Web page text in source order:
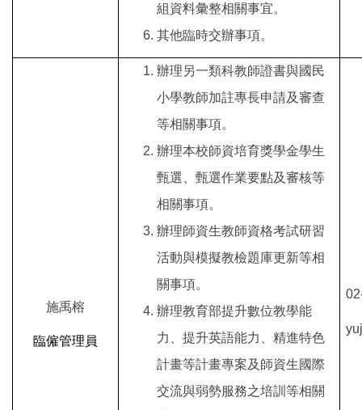
組資料彙整相關事宜。
其他臨時交辦事項。
施禹榕
臨僱管理員
辦理另一類科教師證書與國民
小學教師加註專長申請及審查
等相關事項。
辦理本校師資培育獎學金學生
甄選、甄選作業要點及審核等
相關事項。
辦理師資生教師資格考試研習
活動與模擬教檢題庫更新等相
關事項。
辦理教育部提升數位教學能
力、提升英語能力、精進特色
計畫等計畫專案及師資生國際
交流與弱勢服務之培訓等相關